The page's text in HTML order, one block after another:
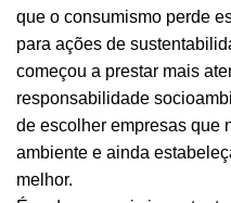
que o consumismo perde
para ações de
começou a prestar mais
responsabilidade
de escolher empresas que
ambiente e ainda
melhor.